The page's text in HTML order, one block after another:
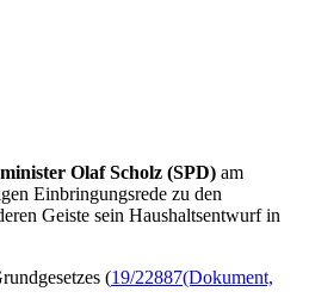
Olaf Scholz (SPD) am
Einbringungsrede zu den
Geiste sein Haushaltsentwurf in
(19/22887(Dokument,